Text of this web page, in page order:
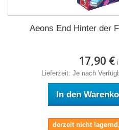
Aeons End Hinter der
17,90 €
Lieferzeit: Je nach
In den
derzeit nicht